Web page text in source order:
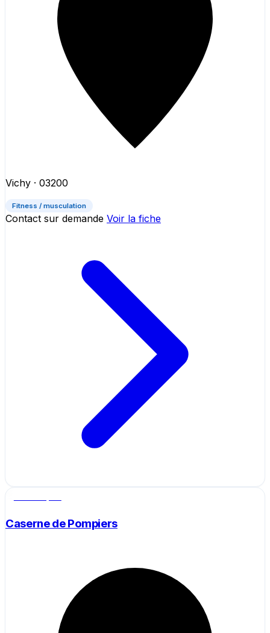
Vichy · 03200
Fitness / musculation
Contact sur demande Voir la fiche
Caserne de Pompiers